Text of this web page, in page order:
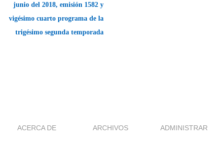
junio del 2018, emisión 1582 y
vigésimo cuarto programa de la
trigésimo segunda temporada
ACERCA DE ARCHIVOS ADMINISTRAR